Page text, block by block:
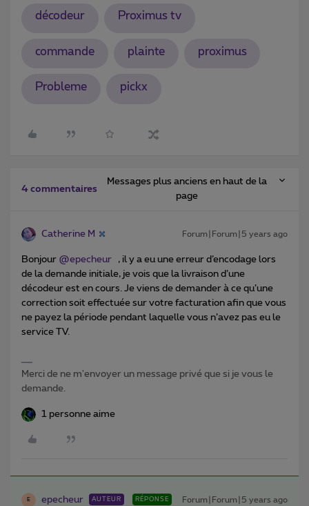
décodeur Proximus tv
commande plainte proximus
Probleme pickx
4 commentaires
Messages plus anciens en haut de la
page
Catherine M Forum|Forum|5 years ago
Bonjour @epecheur , il y a eu une erreur d’encodage lors
de la demande initiale, je vois que la livraison d’une
décodeur est en cours. Je viens de demander à ce qu’une
correction soit effectuée sur votre facturation afin que vous
ne payez la période pendant laquelle vous n’avez pas eu le
service TV.
Merci de ne m'envoyer un message privé que si je vous le
demande.
1 personne aime
E epecheur AUTEUR RÉPONSE Forum|Forum|5 years ago